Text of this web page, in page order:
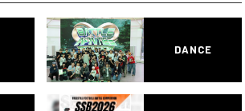
DANCE